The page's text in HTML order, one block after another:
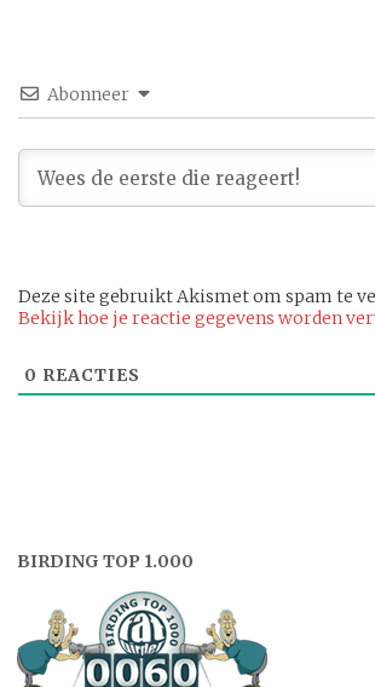
Abonneer
Deze site gebruikt Akismet om spam te
Bekijk hoe je reactie gegevens worden
0 REACTIES
BIRDING TOP 1.000